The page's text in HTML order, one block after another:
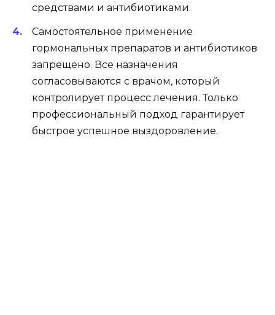
средствами и антибиотиками.
Самостоятельное применение
гормональных препаратов и антибиотиков
запрещено. Все назначения
согласовываются с врачом, который
контролирует процесс лечения. Только
профессиональный подход гарантирует
быстрое успешное выздоровление.